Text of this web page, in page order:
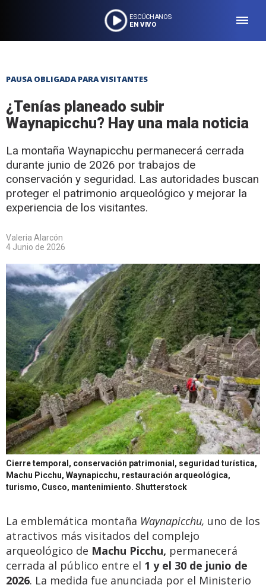
ESCÚCHANOS
EN VIVO
PAUSA OBLIGADA PARA VISITANTES
¿Tenías planeado subir
Waynapicchu? Hay una mala noticia
La montaña Waynapicchu permanecerá cerrada
durante junio de 2026 por trabajos de
conservación y seguridad. Las autoridades buscan
proteger el patrimonio arqueológico y mejorar la
experiencia de los visitantes.
Valeria Alarcón
4 Junio de 2026
Cierre temporal, conservación patrimonial, seguridad turística,
Machu Picchu, Waynapicchu, restauración arqueológica,
turismo, Cusco, mantenimiento. Shutterstock
La emblemática montaña Waynapicchu, uno de los
atractivos más visitados del complejo
arqueológico de Machu Picchu, permanecerá
cerrada al público entre el 1 y el 30 de junio de
2026. La medida fue anunciada por el Ministerio